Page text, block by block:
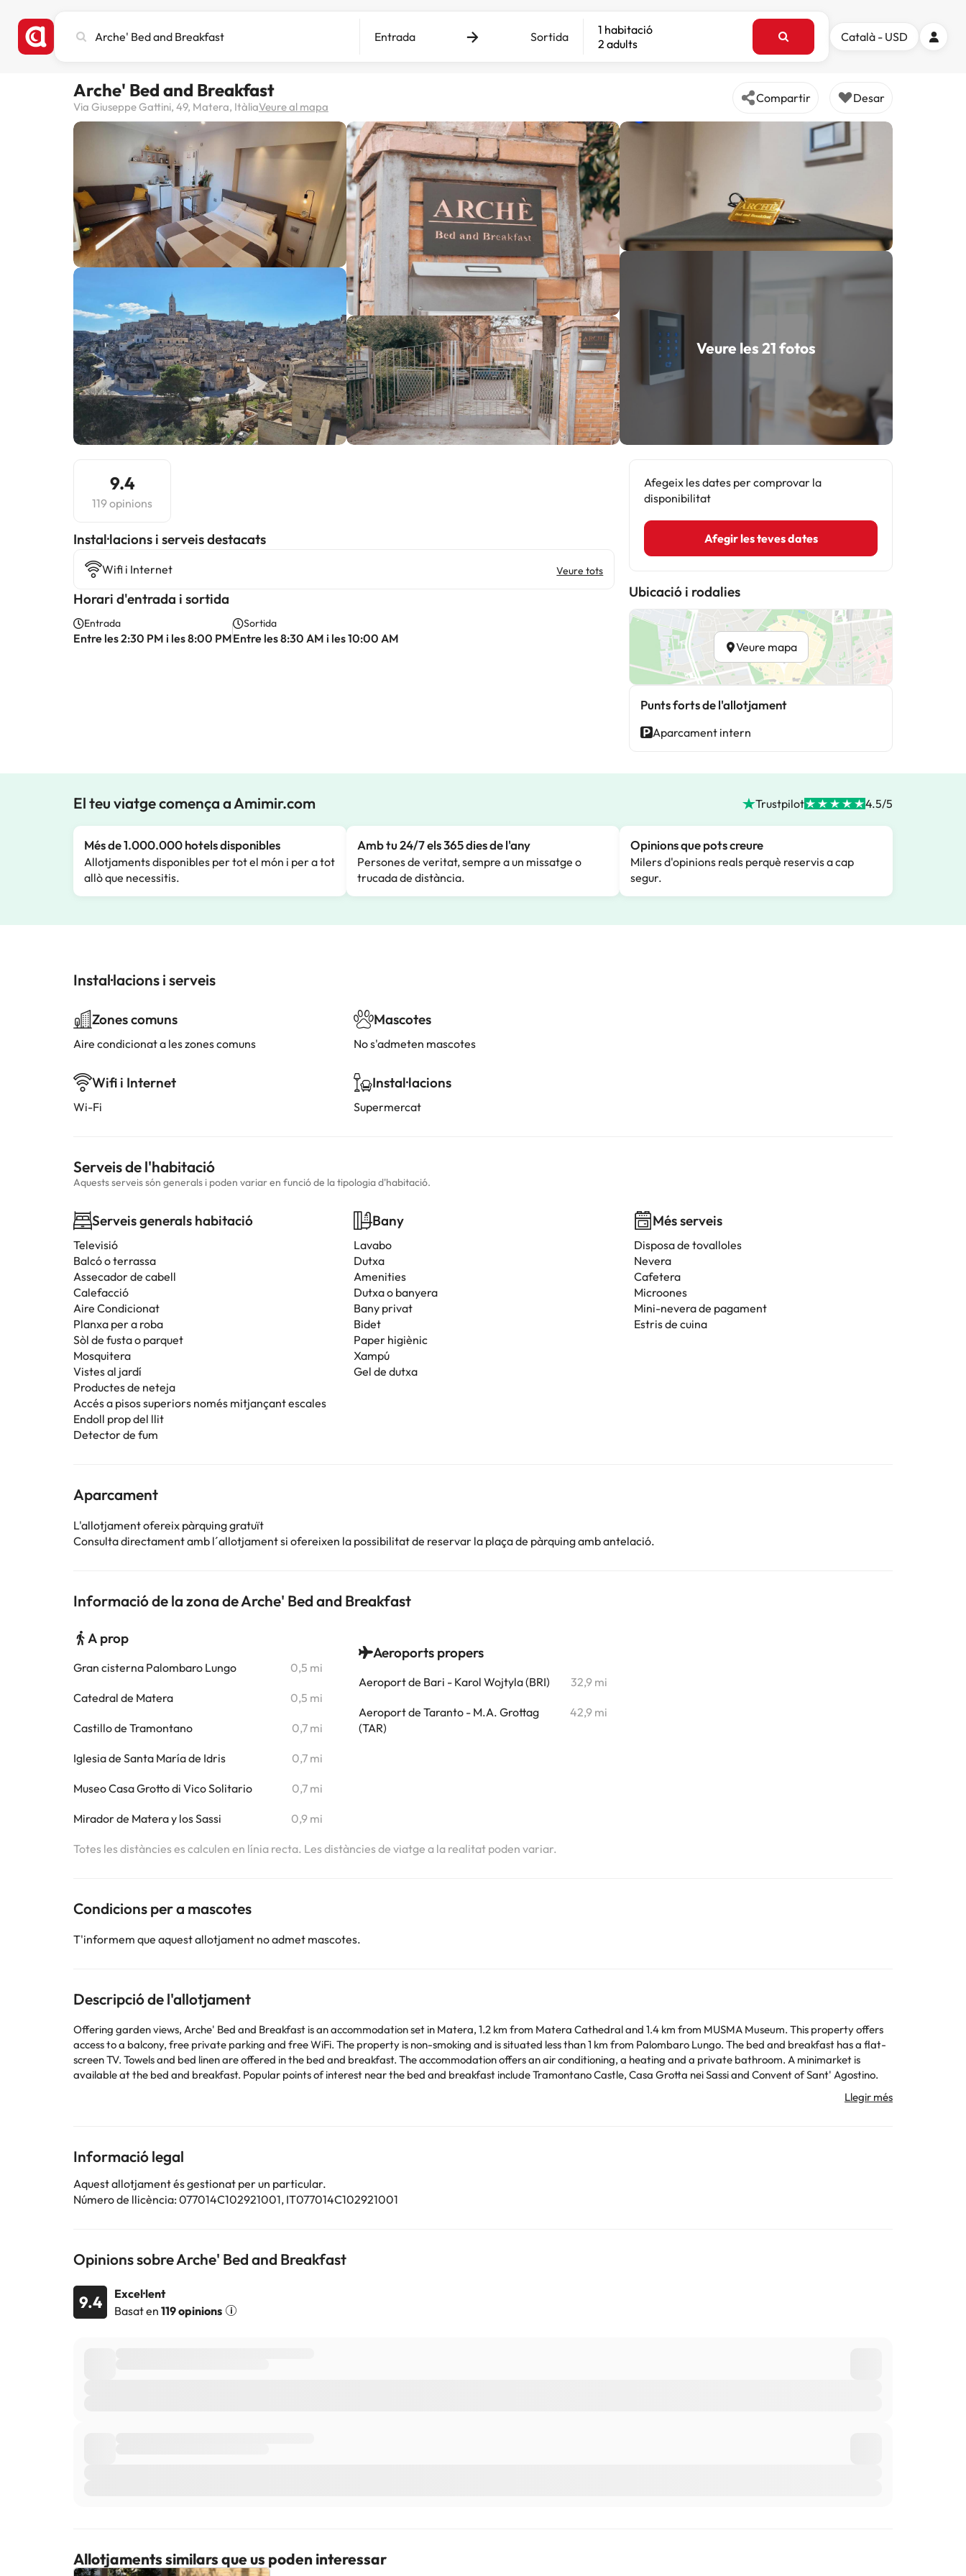
ciutat,
destinació
Entrada Sortida
1 habitació
2 adults
Català - USD
Arche' Bed and Breakfast
Via Giuseppe Gattini, 49, Matera, ItàliaVeure al mapa
Compartir Desar
Veure les 21 fotos
9.4
119 opinions
Instal·lacions i serveis destacats
Wifi i Internet Veure tots
Horari d'entrada i sortida
Entrada
Entre les 2:30 PM i les 8:00 PM
Sortida
Entre les 8:30 AM i les 10:00 AM
Afegeix les dates per comprovar la
disponibilitat
Afegir les teves dates
Ubicació i rodalies
Veure mapa
Punts forts de l'allotjament
Aparcament intern
El teu viatge comença a Amimir.com Trustpilot 4.5/5
Més de 1.000.000 hotels disponibles
Allotjaments disponibles per tot el món i per a tot
allò que necessitis.
Amb tu 24/7 els 365 dies de l'any
Persones de veritat, sempre a un missatge o
trucada de distància.
Opinions que pots creure
Milers d'opinions reals perquè reservis a cap
segur.
Instal·lacions i serveis
Zones comuns
Aire condicionat a les zones comuns
Wifi i Internet
Wi-Fi
Mascotes
No s'admeten mascotes
Instal·lacions
Supermercat
Serveis de l'habitació
Aquests serveis són generals i poden variar en funció de la tipologia d'habitació.
Serveis generals habitació
Televisió
Balcó o terrassa
Assecador de cabell
Calefacció
Aire Condicionat
Planxa per a roba
Sòl de fusta o parquet
Mosquitera
Vistes al jardí
Productes de neteja
Accés a pisos superiors només mitjançant escales
Endoll prop del llit
Detector de fum
Bany
Lavabo
Dutxa
Amenities
Dutxa o banyera
Bany privat
Bidet
Paper higiènic
Xampú
Gel de dutxa
Més serveis
Disposa de tovalloles
Nevera
Cafetera
Microones
Mini-nevera de pagament
Estris de cuina
Aparcament
L'allotjament ofereix pàrquing gratuït
Consulta directament amb l´allotjament si ofereixen la possibilitat de reservar la plaça de pàrquing amb antelació.
Informació de la zona de Arche' Bed and Breakfast
A prop
Gran cisterna Palombaro Lungo 0,5 mi
Catedral de Matera 0,5 mi
Castillo de Tramontano 0,7 mi
Iglesia de Santa María de Idris 0,7 mi
Museo Casa Grotto di Vico Solitario 0,7 mi
Mirador de Matera y los Sassi 0,9 mi
Aeroports propers
Aeroport de Bari - Karol Wojtyla (BRI) 32,9 mi
Aeroport de Taranto - M.A. Grottag
(TAR)
42,9 mi
Totes les distàncies es calculen en línia recta. Les distàncies de viatge a la realitat poden variar.
Condicions per a mascotes
T'informem que aquest allotjament no admet mascotes.
Descripció de l'allotjament
Offering garden views, Arche' Bed and Breakfast is an accommodation set in Matera, 1.2 km from Matera Cathedral and 1.4 km from MUSMA Museum. This property offers
access to a balcony, free private parking and free WiFi. The property is non-smoking and is situated less than 1 km from Palombaro Lungo. The bed and breakfast has a flat-
screen TV. Towels and bed linen are offered in the bed and breakfast. The accommodation offers an air conditioning, a heating and a private bathroom. A minimarket is
available at the bed and breakfast. Popular points of interest near the bed and breakfast include Tramontano Castle, Casa Grotta nei Sassi and Convent of Sant' Agostino.
Managed by a private host
Alguns dels serveis detallats poden ser de pagament. Podeu consultar les vostres tarifes directament a l'establiment. Tota la informació d'aquesta fitxa està subjecta a canvis
per part de l'allotjament. Si tens dubtes, contacta'ns.
Informació legal
Aquest allotjament és gestionat per un particular.
Número de llicència: 077014C102921001, IT077014C102921001
Opinions sobre Arche' Bed and Breakfast
9.4
Excel·lent
Basat en 119 opinions
Allotjaments similars que us poden interessar